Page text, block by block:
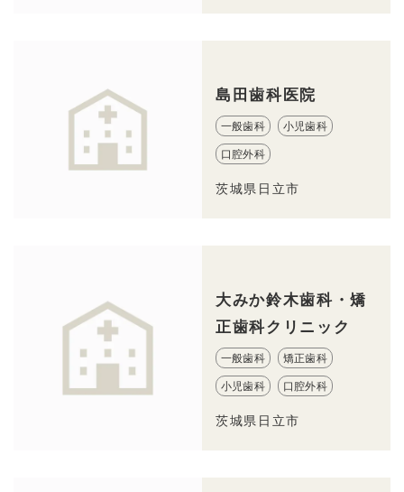
島田歯科医院
一般歯科 小児歯科
口腔外科
茨城県日立市
大みか鈴木歯科・矯
正歯科クリニック
一般歯科 矯正歯科
小児歯科 口腔外科
茨城県日立市